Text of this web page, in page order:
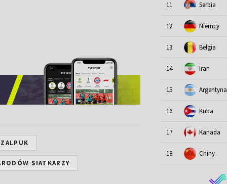
SIATKARZY
11 Serbia
12 Niemcy
13 Belgia
14 Iran
15 Argentyna
16 Kuba
17 Kanada
18 Chiny